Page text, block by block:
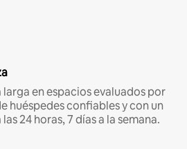
en espacios evaluados por
huéspedes confiables y con un
24 horas, 7 días a la semana.